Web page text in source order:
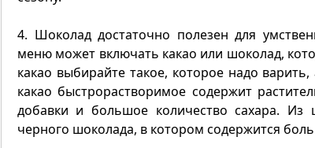
4. Шоколад достаточно полезен для
меню может включать какао или шоколад,
какао выбирайте такое, которое надо
какао быстрорастворимое содержит
добавки и большое количество сахара. Из
черного шоколада, в котором содержится